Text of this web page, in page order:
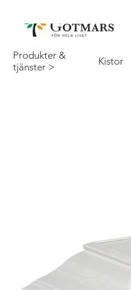
Produkter &
tjänster >
Kistor